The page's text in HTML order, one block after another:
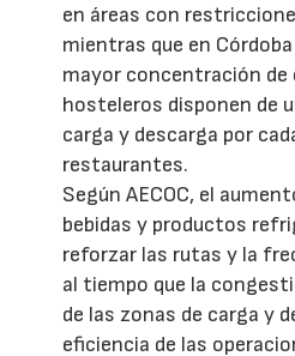
en áreas con
mientras que en
mayor concentración
hosteleros disponen de
carga y descarga por
restaurantes.
Según AECOC, el
bebidas y productos
reforzar las rutas y la
al tiempo que la
de las zonas de carga y
eficiencia de las